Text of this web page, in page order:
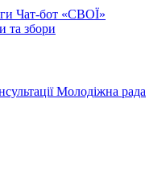
Чат-бот «СВОЇ»
та збори
Молодіжна рада